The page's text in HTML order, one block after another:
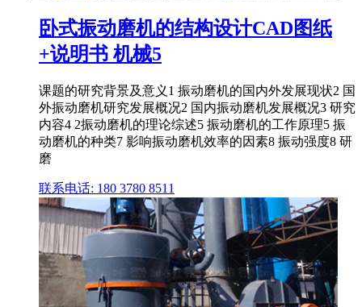
卧式振动磨机的结构设计CAD图纸
+说明书 机械5
课题的研究背景及意义1 振动磨机的国内外发展现状2 国
外振动磨机研究发展概况2 国内振动磨机发展概况3 研究
内容4 2振动磨机的理论综述5 振动磨机的工作原理5 振
动磨机的种类7 影响振动磨机效率的因素8 振动强度8 研
磨
联系电话: 180 3780 8511